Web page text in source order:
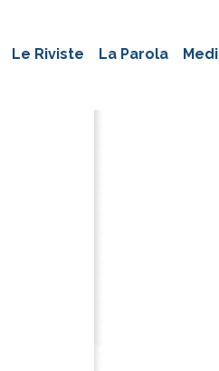
Le Riviste La Parola